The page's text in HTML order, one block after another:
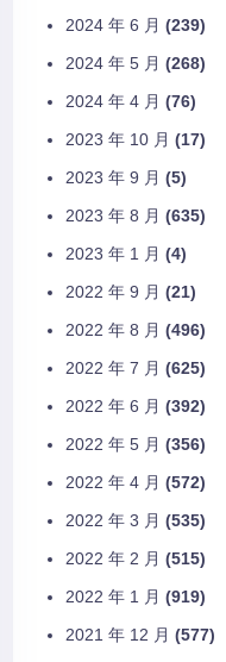
2024 年 6 月 (239)
2024 年 5 月 (268)
2024 年 4 月 (76)
2023 年 10 月 (17)
2023 年 9 月 (5)
2023 年 8 月 (635)
2023 年 1 月 (4)
2022 年 9 月 (21)
2022 年 8 月 (496)
2022 年 7 月 (625)
2022 年 6 月 (392)
2022 年 5 月 (356)
2022 年 4 月 (572)
2022 年 3 月 (535)
2022 年 2 月 (515)
2022 年 1 月 (919)
2021 年 12 月 (577)